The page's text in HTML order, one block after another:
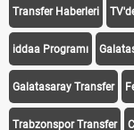
Transfer Haberleri
iddaa Programı
Galatasaray Transfer